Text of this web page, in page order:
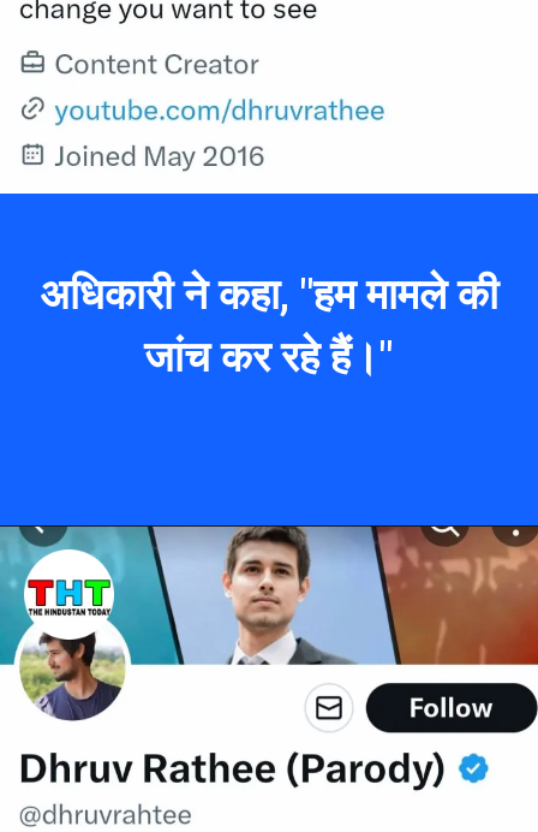
अधिकारी ने कहा, "हम मामले की